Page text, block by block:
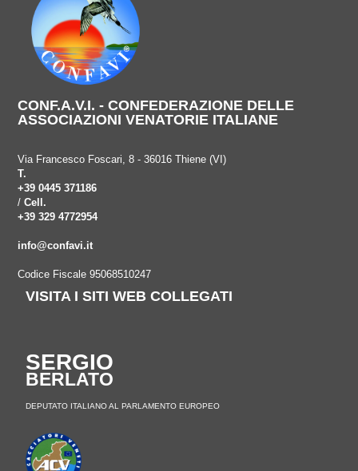
CONF.A.V.I. - CONFEDERAZIONE DELLE
ASSOCIAZIONI VENATORIE ITALIANE
Via Francesco Foscari, 8 - 36016 Thiene (VI)
T.
+39 0445 371186
/Cell.
+39 329 4772954
info@confavi.it
Codice Fiscale 95068510247
VISITA I SITI WEB COLLEGATI
SERGIO
BERLATO
DEPUTATO ITALIANO AL PARLAMENTO EUROPEO